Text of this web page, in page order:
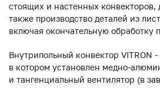
стоящих и настенных конвекторов,
также производство деталей из
включая окончательную обработку
Внутрипольный конвектор VITRON
в котором установлен медно-
и тангенциальный вентилятор (в